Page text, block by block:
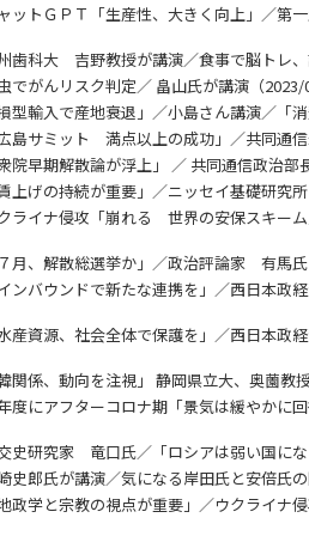
トＧＰＴ「生産性、大きく向上」／第
科大 吉野教授が講演／食事で脳トレ
がんリスク判定／ 畠山氏が講演（2023/
輸入で産地衰退」／小島さん講演／「
サミット 満点以上の成功」／共同通
早期解散論が浮上」 ／ 共同通信政治部
げの持続が重要」／ニッセイ基礎研究
ライナ侵攻「崩れる 世界の安保スキー
月、解散総選挙か」／政治評論家 有馬
バウンドで新たな連携を」／西日本政
資源、社会全体で保護を」／西日本政
係、動向を注視」 静岡県立大、奥薗教
にアフターコロナ期「景気は緩やかに
史研究家 竜口氏／「ロシアは弱い国に
郎氏が講演／気になる岸田氏と安倍氏
学と宗教の視点が重要」／ウクライナ